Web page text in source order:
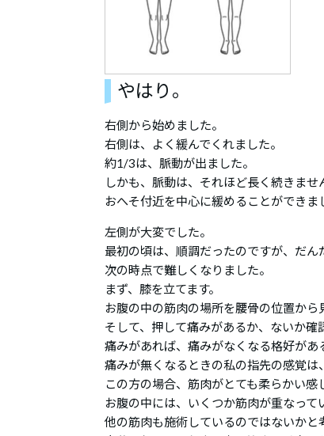
やはり。
右側から始めました。
右側は、よく緩んでくれました。
約1/3は、脈動が出ました。
しかも、脈動は、それほど長く続きませ
おへそ付近を中心に緩めることができま
左側が大変でした。
最初の頃は、順調だったのですが、だん
次の時点で難しくなりました。
まず、膝を立てます。
お腹の中の筋肉の場所を腰骨の位置から
そして、押して痛みがあるか、ないか確
痛みがあれば、痛みがなくなる格好があ
痛みが無くなるときの私の指先の感覚は
この方の場合、筋肉がとても柔らかい感
お腹の中には、いくつか筋肉が重なって
他の筋肉も施術しているのではないかと